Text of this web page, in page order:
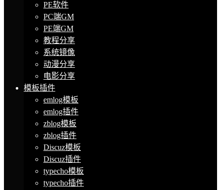
PE软件
PC端GM
PE端GM
教程分享
系统镜像
动漫分享
电影分享
模板插件
emlog模板
emlog插件
zblog模板
zblog插件
Discuz模板
Discuz插件
typecho模板
typecho插件